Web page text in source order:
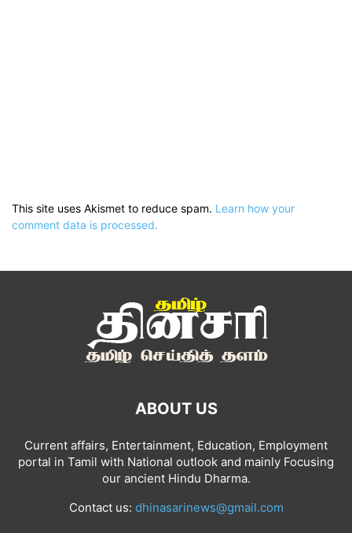
This site uses Akismet to reduce spam. Learn how your
comment data is processed.
ABOUT US
Current affairs, Entertainment, Education, Employment
portal in Tamil with National outlook and mainly Focusing
our ancient Hindu Dharma.
Contact us: dhinasarinews@gmail.com